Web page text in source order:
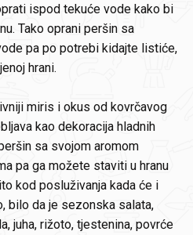
ispod tekuće vode kako bi
Tako oprani peršin sa
pa po potrebi kidajte listiće,
hrani.
miris i okus od kovrčavog
kao dekoracija hladnih
sa svojom aromom
pa ga možete staviti u hranu
kod posluživanja kada će i
bilo da je sezonska salata,
juha, rižoto, tjestenina, povrće